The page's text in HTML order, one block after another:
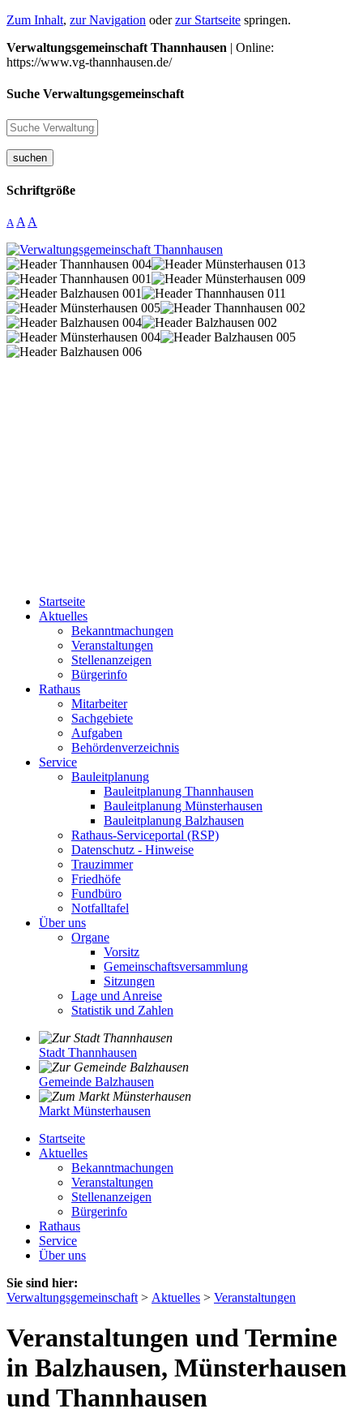
Zum Inhalt, zur Navigation oderzur Startseite springen.
Verwaltungsgemeinschaft Thannhausen | Online:
https://www.vg-thannhausen.de/
Suche Verwaltungsgemeinschaft
suchen
Schriftgröße
A A A
Startseite
Aktuelles
Bekanntmachungen
Veranstaltungen
Stellenanzeigen
Bürgerinfo
Rathaus
Mitarbeiter
Sachgebiete
Aufgaben
Behördenverzeichnis
Service
Bauleitplanung
Bauleitplanung Thannhausen
Bauleitplanung Münsterhausen
Bauleitplanung Balzhausen
Rathaus-Serviceportal (RSP)
Datenschutz - Hinweise
Trauzimmer
Friedhöfe
Fundbüro
Notfalltafel
Über uns
Organe
Vorsitz
Gemeinschaftsversammlung
Sitzungen
Lage und Anreise
Statistik und Zahlen
Stadt Thannhausen
Gemeinde Balzhausen
Markt Münsterhausen
Startseite
Aktuelles
Bekanntmachungen
Veranstaltungen
Stellenanzeigen
Bürgerinfo
Rathaus
Service
Über uns
Sie sind hier:
Verwaltungsgemeinschaft > Aktuelles > Veranstaltungen
Veranstaltungen und Termine
in Balzhausen, Münsterhausen
und Thannhausen